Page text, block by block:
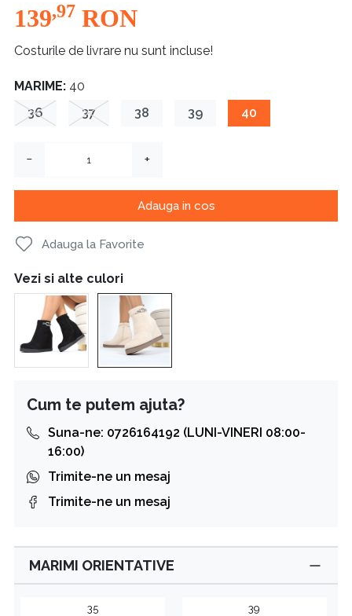
139,97 RON
Costurile de livrare nu sunt incluse!
MARIME: 40
36
37 38 39 40
− +
Adauga in cos
Adauga la Favorite
Vezi si alte culori
Cum te putem ajuta?
Suna-ne: 0726164192 (LUNI-VINERI 08:00-
16:00)
Trimite-ne un mesaj
Trimite-ne un mesaj
MARIMI ORIENTATIVE
35
39